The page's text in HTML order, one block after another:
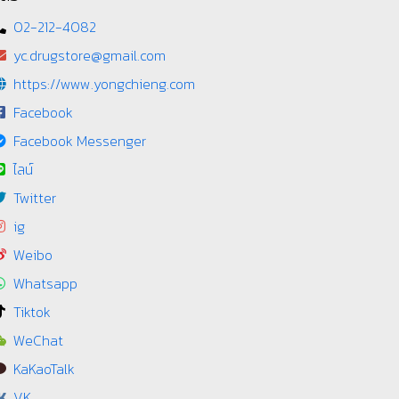
02-212-4082
yc.drugstore@gmail.com
https://www.yongchieng.com
Facebook
Facebook Messenger
ไลน์
Twitter
ig
Weibo
Whatsapp
Tiktok
WeChat
KaKaoTalk